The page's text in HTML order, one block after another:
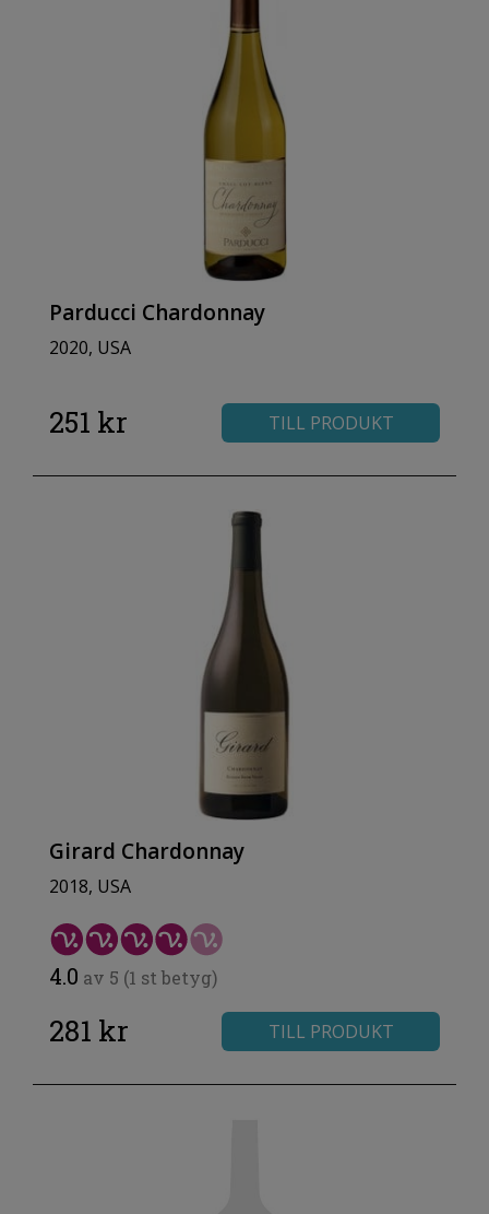
Parducci Chardonnay
2020, USA
251 kr TILL PRODUKT
Girard Chardonnay
2018, USA
4.0 av 5 (1 st betyg)
281 kr TILL PRODUKT